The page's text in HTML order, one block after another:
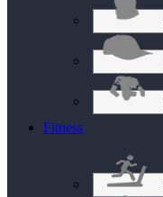
Fitness